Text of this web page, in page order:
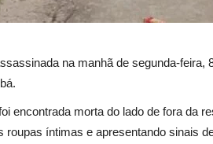
na manhã de segunda-feira,
encontrada morta do lado de fora da
roupas íntimas e apresentando sinais